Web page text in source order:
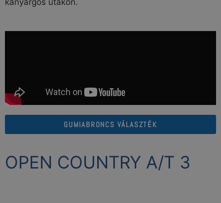
kanyargós utakon.
GUMIABRONCS VÁLASZTÉK
OPEN COUNTRY A/T 3